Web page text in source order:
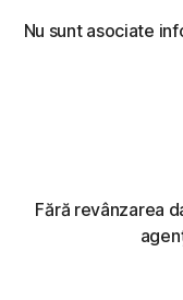
Nu sunt asociate
Fără revânzarea